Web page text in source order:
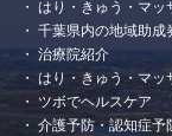
はり・きゅう・マッ
千葉県内の地域助成
治療院紹介
はり・きゅう・マッ
ツボでヘルスケア
介護予防・認知症予